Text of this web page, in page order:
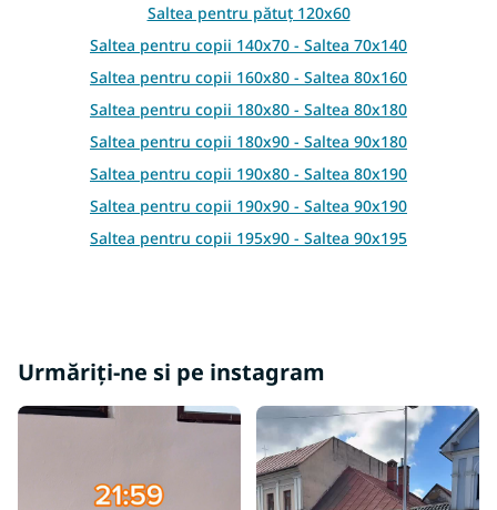
l
l
i
s
t
ă
r
i
l
o
Saltea pentru pătuț 120x60
Saltea pentru copii 140x70 - Saltea 70x140
Saltea pentru copii 160x80 - Saltea 80x160
Saltea pentru copii 180x80 - Saltea 80x180
Saltea pentru copii 180x90 - Saltea 90x180
Saltea pentru copii 190x80 - Saltea 80x190
Saltea pentru copii 190x90 - Saltea 90x190
Saltea pentru copii 195x90 - Saltea 90x195
Saltea pentru copii 200x120 - Saltea 120x200
Urmăriți-ne si pe instagram